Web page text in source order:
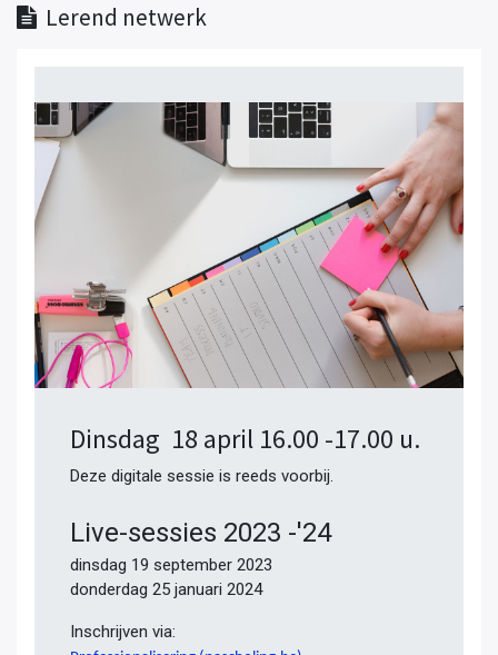
Lerend netwerk
Dinsdag 18 april 16.00 -17.00 u.
Deze digitale sessie is reeds voorbij.
Live-sessies 2023 -'24
dinsdag 19 september 2023
donderdag 25 januari 2024
Inschrijven via: